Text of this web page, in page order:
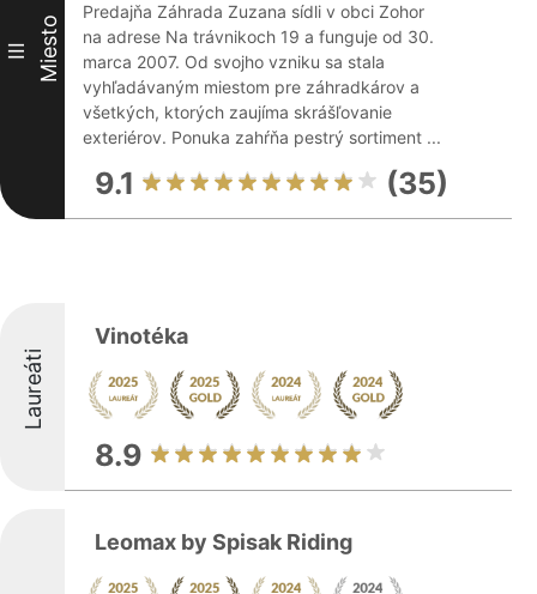
III Miesto
Predajňa Záhrada Zuzana sídli v obci Zohor
na adrese Na trávnikoch 19 a funguje od 30.
marca 2007. Od svojho vzniku sa stala
vyhľadávaným miestom pre záhradkárov a
všetkých, ktorých zaujíma skrášľovanie
exteriérov. Ponuka zahŕňa pestrý sortiment ...
9.1 (35)
Laureáti
Vinotéka
8.9
Leomax by Spisak Riding